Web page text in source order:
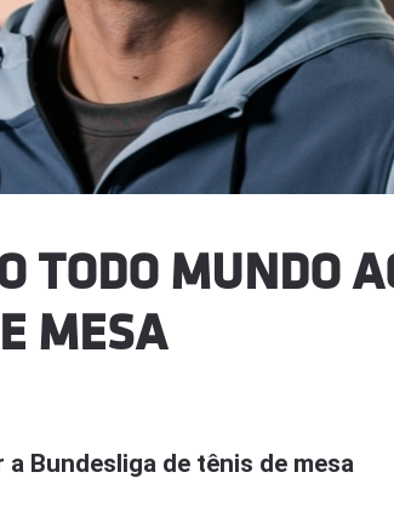
TODO MUNDO
MESA
Bundesliga de tênis de mesa